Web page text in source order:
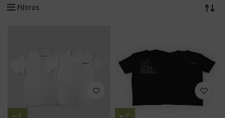
Filtros